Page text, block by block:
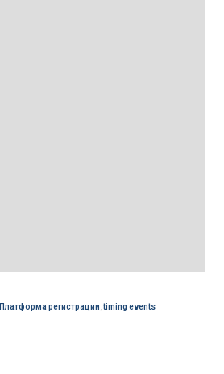
Платформа регистрации,timing events